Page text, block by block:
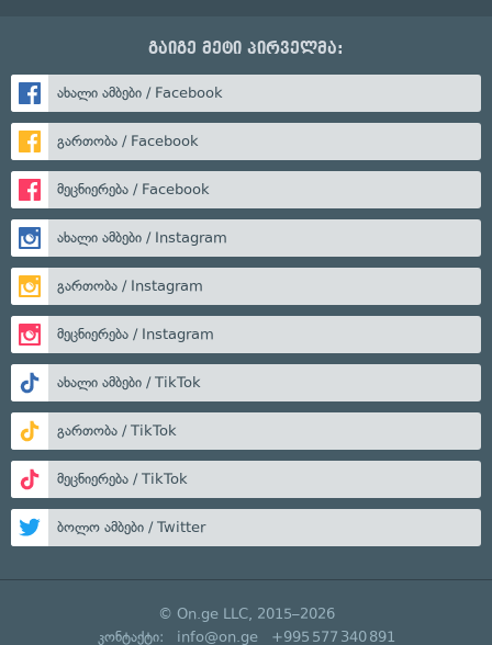
გაიგე მეტი პირველმა:
ახალი ამბები / Facebook
გართობა / Facebook
მეცნიერება / Facebook
ახალი ამბები / Instagram
გართობა / Instagram
მეცნიერება / Instagram
ახალი ამბები / TikTok
გართობა / TikTok
მეცნიერება / TikTok
ბოლო ამბები / Twitter
© On.ge LLC, 2015–2026
კონტაქტი: info@on.ge +995 577 340 891